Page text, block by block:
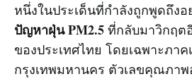
หนึ่งในประเด็นที่กำลังถูกพูดถึงอ
ปัญหาฝุ่น PM2.5 ที่กลับมาวิกฤต
ของประเทศไทย โดยเฉพาะภาค
กรุงเทพมหานคร ตัวเลขคุณภา